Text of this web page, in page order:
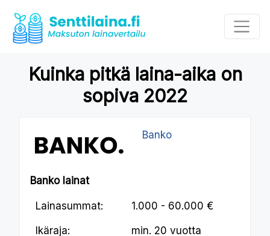
Kuinka pitkä laina-aika on
sopiva 2022
Banko
Banko lainat
Lainasummat: 1.000 - 60.000 €
Ikäraja: min. 20 vuotta